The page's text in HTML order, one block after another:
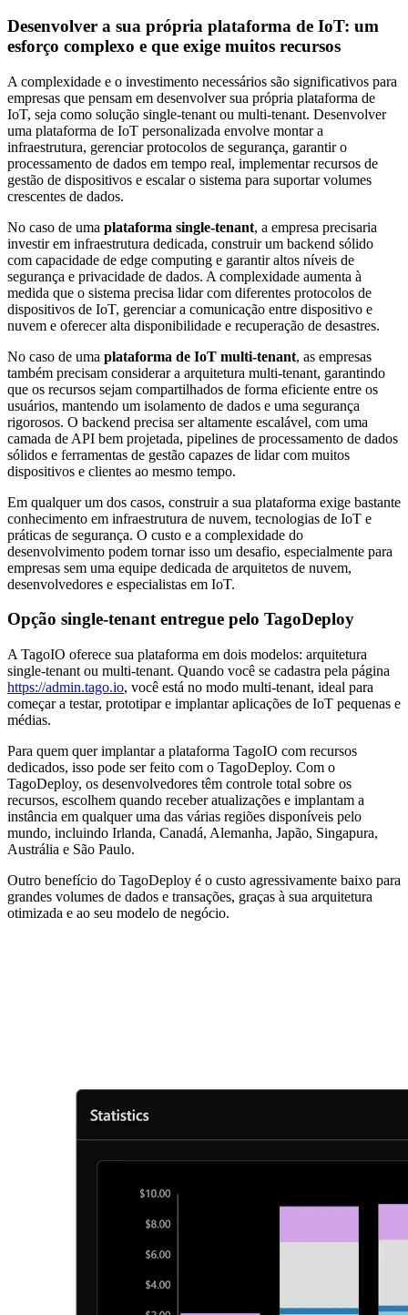
Desenvolver a sua própria plataforma de IoT: um
esforço complexo e que exige muitos recursos
A complexidade e o investimento necessários são significativos para
empresas que pensam em desenvolver sua própria plataforma de
IoT, seja como solução single-tenant ou multi-tenant. Desenvolver
uma plataforma de IoT personalizada envolve montar a
infraestrutura, gerenciar protocolos de segurança, garantir o
processamento de dados em tempo real, implementar recursos de
gestão de dispositivos e escalar o sistema para suportar volumes
crescentes de dados.
No caso de uma plataforma single-tenant, a empresa precisaria
investir em infraestrutura dedicada, construir um backend sólido
com capacidade de edge computing e garantir altos níveis de
segurança e privacidade de dados. A complexidade aumenta à
medida que o sistema precisa lidar com diferentes protocolos de
dispositivos de IoT, gerenciar a comunicação entre dispositivo e
nuvem e oferecer alta disponibilidade e recuperação de desastres.
No caso de uma plataforma de IoT multi-tenant, as empresas
também precisam considerar a arquitetura multi-tenant, garantindo
que os recursos sejam compartilhados de forma eficiente entre os
usuários, mantendo um isolamento de dados e uma segurança
rigorosos. O backend precisa ser altamente escalável, com uma
camada de API bem projetada, pipelines de processamento de dados
sólidos e ferramentas de gestão capazes de lidar com muitos
dispositivos e clientes ao mesmo tempo.
Em qualquer um dos casos, construir a sua plataforma exige bastante
conhecimento em infraestrutura de nuvem, tecnologias de IoT e
práticas de segurança. O custo e a complexidade do
desenvolvimento podem tornar isso um desafio, especialmente para
empresas sem uma equipe dedicada de arquitetos de nuvem,
desenvolvedores e especialistas em IoT.
Opção single-tenant entregue pelo TagoDeploy
A TagoIO oferece sua plataforma em dois modelos: arquitetura
single-tenant ou multi-tenant. Quando você se cadastra pela página
https://admin.tago.io, você está no modo multi-tenant, ideal para
começar a testar, prototipar e implantar aplicações de IoT pequenas e
médias.
Para quem quer implantar a plataforma TagoIO com recursos
dedicados, isso pode ser feito com o TagoDeploy. Com o
TagoDeploy, os desenvolvedores têm controle total sobre os
recursos, escolhem quando receber atualizações e implantam a
instância em qualquer uma das várias regiões disponíveis pelo
mundo, incluindo Irlanda, Canadá, Alemanha, Japão, Singapura,
Austrália e São Paulo.
Outro benefício do TagoDeploy é o custo agressivamente baixo para
grandes volumes de dados e transações, graças à sua arquitetura
otimizada e ao seu modelo de negócio.